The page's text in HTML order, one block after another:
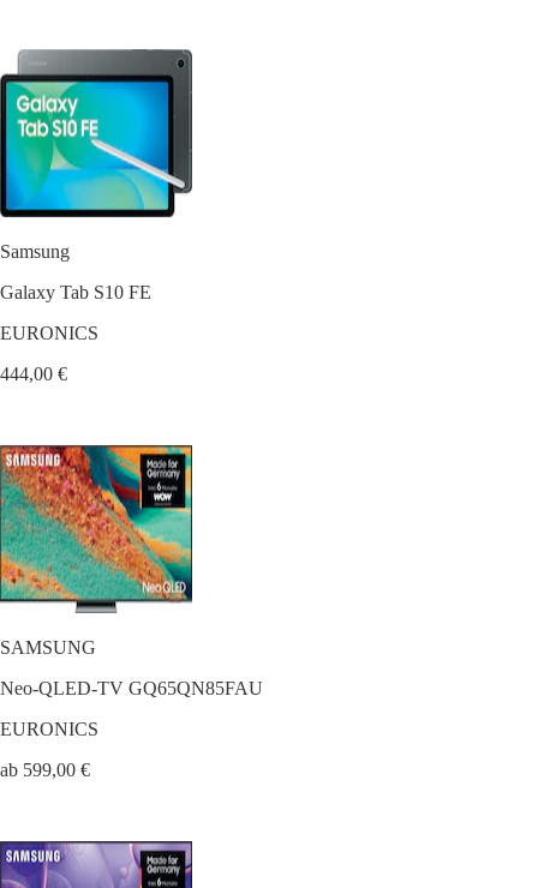
Samsung
Galaxy Tab S10 FE
EURONICS
444,00 €
SAMSUNG
Neo-QLED-TV GQ65QN85FAU
EURONICS
ab 599,00 €